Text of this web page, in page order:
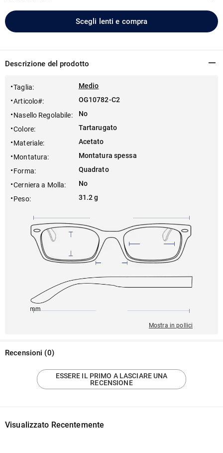
Scegli lenti e compra
Descrizione del prodotto
Taglia:
Medio
Articolo#:
OG10782-C2
Nasello Regolabile:
No
Colore:
Tartarugato
Materiale:
Acetato
Montatura:
Montatura spessa
Forma:
Quadrato
Cerniera a Molla:
No
Peso: 31.2 g
149mm
Mostra in pollici
Recensioni (0)
ESSERE IL PRIMO A LASCIARE UNA
RECENSIONE
Visualizzato Recentemente